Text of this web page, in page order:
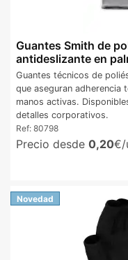
Guantes Smith de
antideslizante en
Guantes técnicos de
que aseguran
manos activas.
detalles corporativos.
Ref: 80798
Precio desde 0,20€/
Novedad